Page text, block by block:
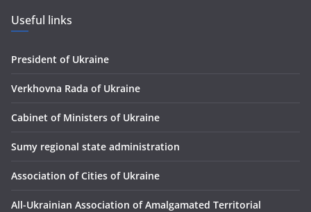
Useful links
President of Ukraine
Verkhovna Rada of Ukraine
Сabinet of Ministers of Ukraine
Sumy regional state administration
Association of Cities of Ukraine
All-Ukrainian Association of Amalgamated Territorial